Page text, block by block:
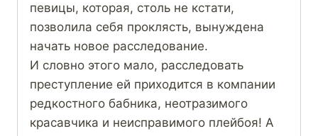
певицы, которая, столь не кстати,
позволила себя проклясть, вынуждена
начать новое расследование.
И словно этого мало, расследовать
преступление ей приходится в компании
редкостного бабника, неотразимого
красавчика и неисправимого плейбоя! А